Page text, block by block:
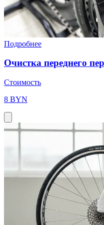
Подробнее
Очистка переднего
Стоимость
8 BYN